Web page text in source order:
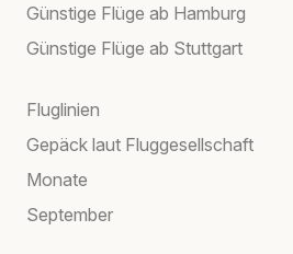
Günstige Flüge ab Hamburg
Günstige Flüge ab Stuttgart
Fluglinien
Gepäck laut Fluggesellschaft
Monate
September